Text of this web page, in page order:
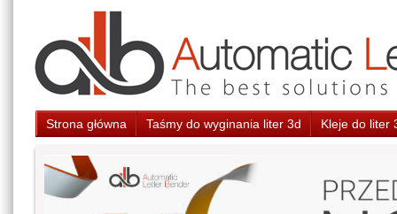
Strona główna Taśmy do wyginania liter 3d Kleje do liter